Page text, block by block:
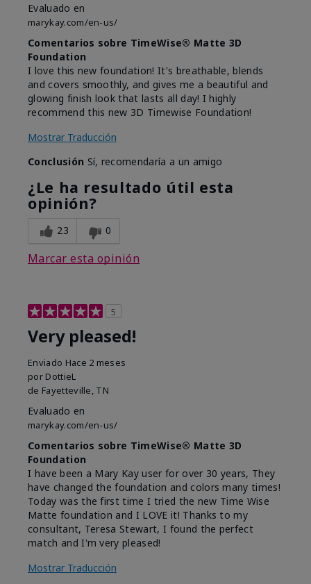
Evaluado en
marykay.com/en-us/
Comentarios sobre TimeWise® Matte 3D
Foundation
I love this new foundation! It's breathable, blends
and covers smoothly, and gives me a beautiful and
glowing finish look that lasts all day! I highly
recommend this new 3D Timewise Foundation!
Mostrar Traducción
Conclusión Sí, recomendaría a un amigo
¿Le ha resultado útil esta
opinión?
23 0
Marcar esta opinión
5
Very pleased!
Enviado Hace 2 meses
por DottieL
de Fayetteville, TN
Evaluado en
marykay.com/en-us/
Comentarios sobre TimeWise® Matte 3D
Foundation
I have been a Mary Kay user for over 30 years, They
have changed the foundation and colors many times!
Today was the first time I tried the new Time Wise
Matte foundation and I LOVE it! Thanks to my
consultant, Teresa Stewart, I found the perfect
match and I'm very pleased!
Mostrar Traducción